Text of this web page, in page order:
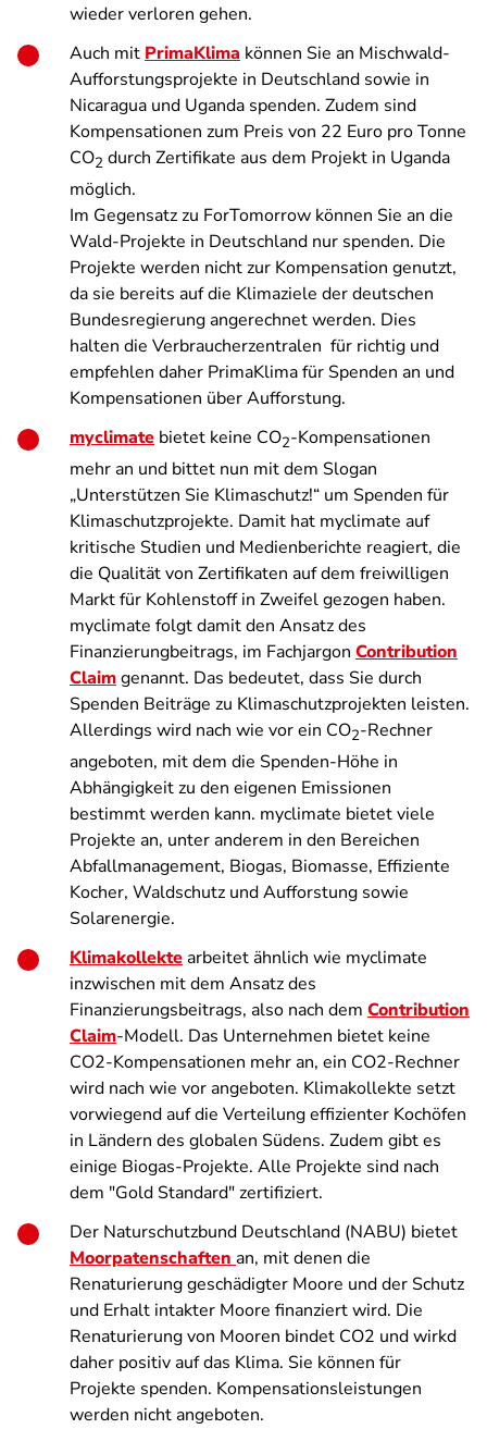
wieder verloren gehen.
Auch mit PrimaKlima können Sie an Mischwald-
Aufforstungsprojekte in Deutschland sowie in
Nicaragua und Uganda spenden. Zudem sind
Kompensationen zum Preis von 22 Euro pro Tonne
CO2 durch Zertifikate aus dem Projekt in Uganda
möglich.
Im Gegensatz zu ForTomorrow können Sie an die
Wald-Projekte in Deutschland nur spenden. Die
Projekte werden nicht zur Kompensation genutzt,
da sie bereits auf die Klimaziele der deutschen
Bundesregierung angerechnet werden. Dies
halten die Verbraucherzentralen für richtig und
empfehlen daher PrimaKlima für Spenden an und
Kompensationen über Aufforstung.
myclimate bietet keine CO2-Kompensationen
mehr an und bittet nun mit dem Slogan
„Unterstützen Sie Klimaschutz!“ um Spenden für
Klimaschutzprojekte. Damit hat myclimate auf
kritische Studien und Medienberichte reagiert, die
die Qualität von Zertifikaten auf dem freiwilligen
Markt für Kohlenstoff in Zweifel gezogen haben.
myclimate folgt damit den Ansatz des
Finanzierungbeitrags, im Fachjargon Contribution
Claimgenannt. Das bedeutet, dass Sie durch
Spenden Beiträge zu Klimaschutzprojekten leisten.
Allerdings wird nach wie vor ein CO2-Rechner
angeboten, mit dem die Spenden-Höhe in
Abhängigkeit zu den eigenen Emissionen
bestimmt werden kann. myclimate bietet viele
Projekte an, unter anderem in den Bereichen
Abfallmanagement, Biogas, Biomasse, Effiziente
Kocher, Waldschutz und Aufforstung sowie
Solarenergie.
Klimakollektearbeitet ähnlich wie myclimate
inzwischen mit dem Ansatz des
Finanzierungsbeitrags, also nach dem Contribution
Claim-Modell. Das Unternehmen bietet keine
CO2-Kompensationen mehr an, ein CO2-Rechner
wird nach wie vor angeboten. Klimakollekte setzt
vorwiegend auf die Verteilung effizienter Kochöfen
in Ländern des globalen Südens. Zudem gibt es
einige Biogas-Projekte. Alle Projekte sind nach
dem "Gold Standard" zertifiziert.
Der Naturschutzbund Deutschland (NABU) bietet
Moorpatenschaften an, mit denen die
Renaturierung geschädigter Moore und der Schutz
und Erhalt intakter Moore finanziert wird. Die
Renaturierung von Mooren bindet CO2 und wirkd
daher positiv auf das Klima. Sie können für
Projekte spenden. Kompensationsleistungen
werden nicht angeboten.